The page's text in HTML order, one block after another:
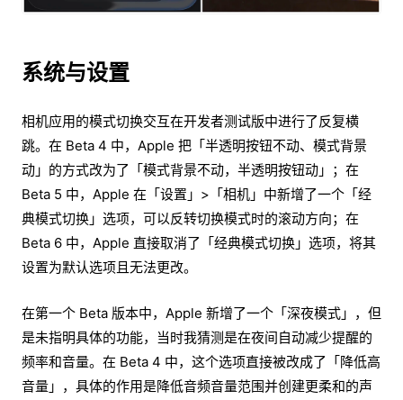
系统与设置
相机应用的模式切换交互在开发者测试版中进行了反复横
跳。在 Beta 4 中，Apple 把「半透明按钮不动、模式背景
动」的方式改为了「模式背景不动，半透明按钮动」；在
Beta 5 中，Apple 在「设置」>「相机」中新增了一个「经
典模式切换」选项，可以反转切换模式时的滚动方向；在
Beta 6 中，Apple 直接取消了「经典模式切换」选项，将其
设置为默认选项且无法更改。
在第一个 Beta 版本中，Apple 新增了一个「深夜模式」，但
是未指明具体的功能，当时我猜测是在夜间自动减少提醒的
频率和音量。在 Beta 4 中，这个选项直接被改成了「降低高
音量」，具体的作用是降低音频音量范围并创建更柔和的声